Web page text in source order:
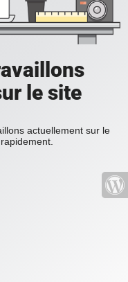
le site
actuellement sur le